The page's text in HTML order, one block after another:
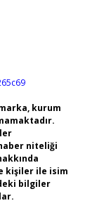
kurum
niteliği
kişiler ile isim
bilgiler